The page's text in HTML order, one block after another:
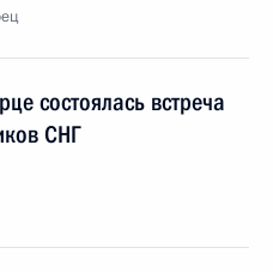
состоялась встреча
СНГ